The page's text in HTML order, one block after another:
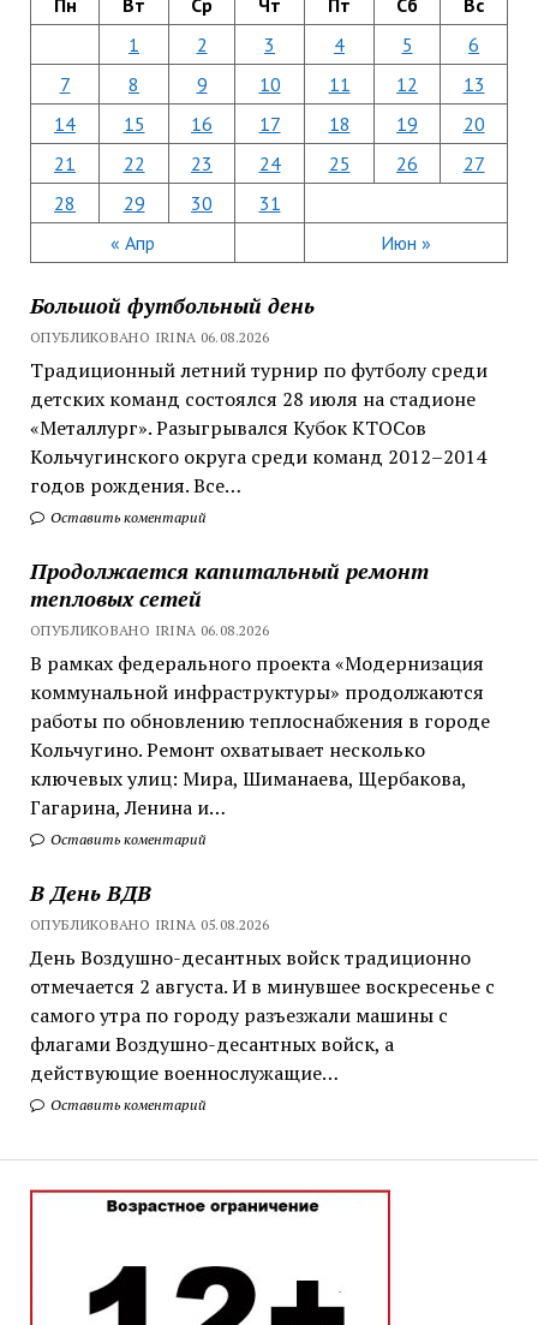
« Апр Июн »
1 2 3 4 5
6
7
8 9 10 11 12
13
14
15 16 17 18 19
20
21
22 23 24 25 26
27
28
29 30 31
Большой футбольный день
ОПУБЛИКОВАНО IRINA 06.08.2026
Традиционный летний турнир по футболу среди
детских команд состоялся 28 июля на стадионе
«Металлург». Разыгрывался Кубок КТОСов
Кольчугинского округа среди команд 2012–2014
годов рождения. Все…
Оставить коментарий
Продолжается капитальный ремонт
тепловых сетей
ОПУБЛИКОВАНО IRINA 06.08.2026
В рамках федерального проекта «Модернизация
коммунальной инфраструктуры» продолжаются
работы по обновлению теплоснабжения в городе
Кольчугино. Ремонт охватывает несколько
ключевых улиц: Мира, Шиманаева, Щербакова,
Гагарина, Ленина и…
Оставить коментарий
В День ВДВ
ОПУБЛИКОВАНО IRINA 05.08.2026
День Воздушно-десантных войск традиционно
отмечается 2 августа. И в минувшее воскресенье с
самого утра по городу разъезжали машины с
флагами Воздушно-десантных войск, а
действующие военнослужащие…
Оставить коментарий